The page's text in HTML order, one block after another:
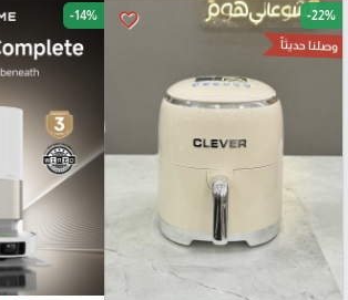
favorite_border -22%
وصلنا حديثاً
-14%